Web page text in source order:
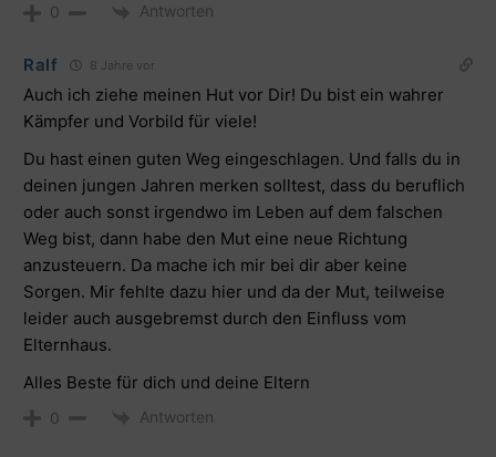
0 Antworten
Ralf 8 Jahre vor
Auch ich ziehe meinen Hut vor Dir! Du bist ein wahrer
Kämpfer und Vorbild für viele!
Du hast einen guten Weg eingeschlagen. Und falls du in
deinen jungen Jahren merken solltest, dass du beruflich
oder auch sonst irgendwo im Leben auf dem falschen
Weg bist, dann habe den Mut eine neue Richtung
anzusteuern. Da mache ich mir bei dir aber keine
Sorgen. Mir fehlte dazu hier und da der Mut, teilweise
leider auch ausgebremst durch den Einfluss vom
Elternhaus.
Alles Beste für dich und deine Eltern
0 Antworten